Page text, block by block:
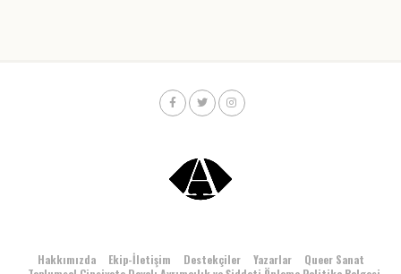
Hakkımızda Ekip-İletişim Destekçiler Yazarlar
Queer Sanat